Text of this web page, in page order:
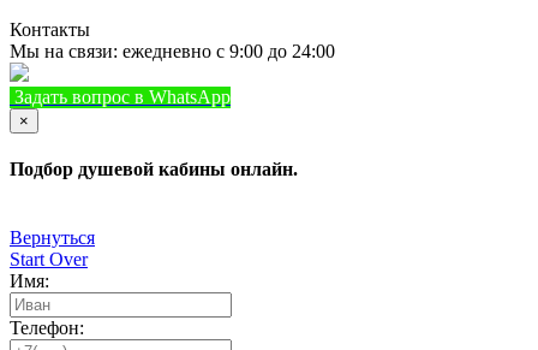
Контакты
Мы на связи: ежедневно с 9:00 до 24:00
Задать вопрос в WhatsApp
×
Подбор душевой кабины онлайн.
Вернуться
Start Over
Имя:
Телефон: